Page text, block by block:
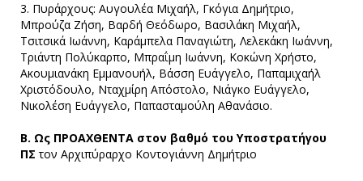
3. Πυράρχους: Αυγουλέα Μιχαήλ, Γκόγια Δημήτριο,
Μπρούζα Ζήση, Βαρδή Θεόδωρο, Βασιλάκη Μιχαήλ,
Τσιτσικά Ιωάννη, Καράμπελα Παναγιώτη, Λελεκάκη Ιωάννη,
Τριάντη Πολύκαρπο, Μπραΐμη Ιωάννη, Κοκώνη Χρήστο,
Ακουμιανάκη Εμμανουήλ, Βάσση Ευάγγελο, Παπαμιχαήλ
Χριστόδουλο, Νταχμίρη Απόστολο, Νιάγκο Ευάγγελο,
Νικολέση Ευάγγελο, Παπασταμούλη Αθανάσιο.
Β. Ως ΠΡΟΑΧΘΕΝΤΑ στον βαθμό του Υποστρατήγου
ΠΣ τον Αρχιπύραρχο Κοντογιάννη Δημήτριο